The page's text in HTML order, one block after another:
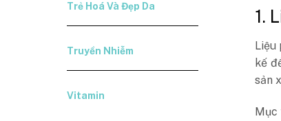
Trẻ Hoá Và Đẹp Da
Truyền Nhiễm
Vitamin
1.
Liệu
kế
sản
Mục